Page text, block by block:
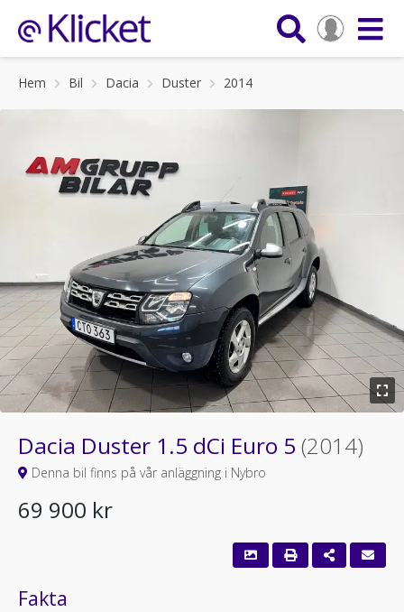
Hem Bil Dacia Duster 2014
Dacia Duster 1.5 dCi Euro 5 (2014)
Denna bil finns på vår anläggning i Nybro
69 900 kr
Fakta